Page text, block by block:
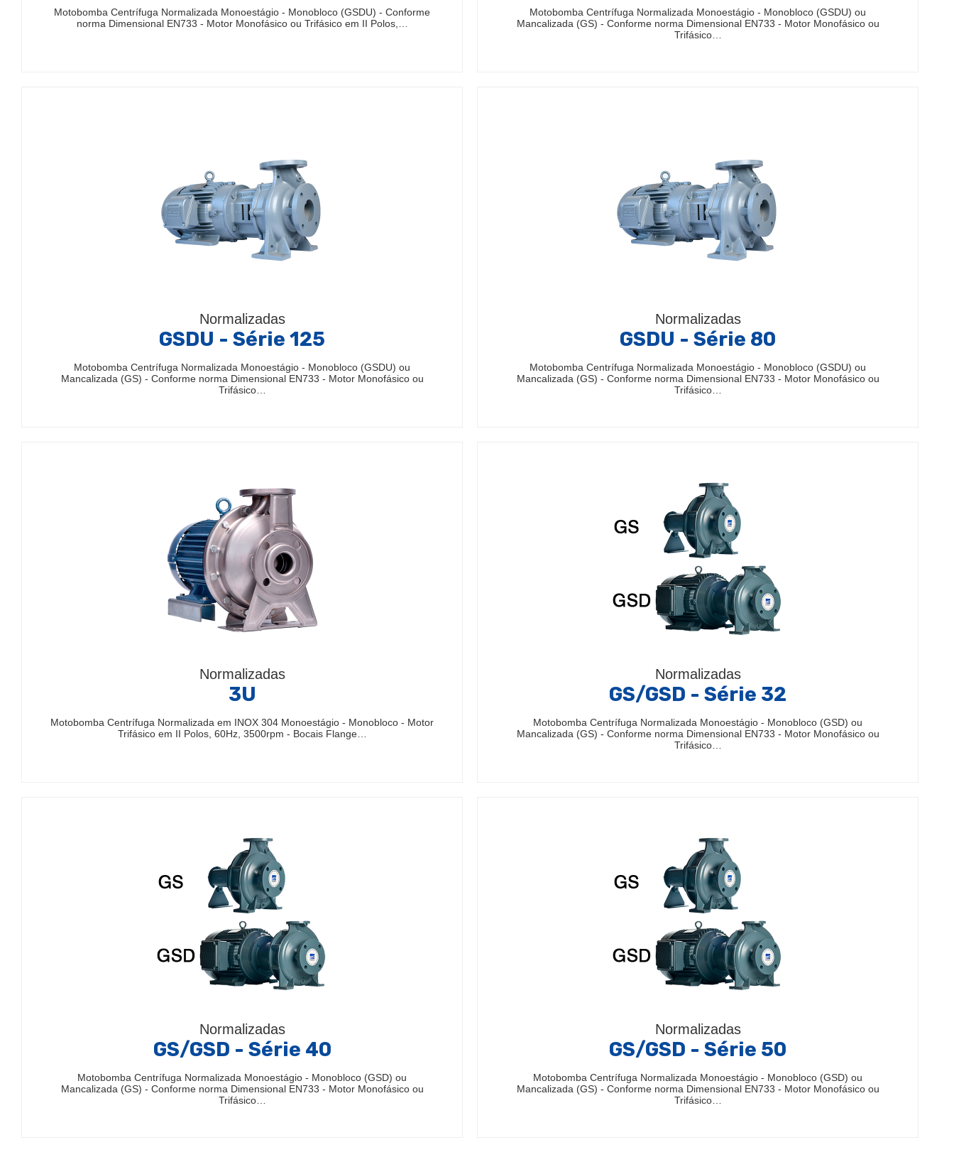
Motobomba Centrífuga Normalizada Monoestágio - Monobloco (GSDU) - Conforme
norma Dimensional EN733 - Motor Monofásico ou Trifásico em II Polos,…
Motobomba Centrífuga Normalizada Monoestágio - Monobloco (GSDU) ou
Mancalizada (GS) - Conforme norma Dimensional EN733 - Motor Monofásico ou
Trifásico…
Normalizadas
GSDU - Série 125
Motobomba Centrífuga Normalizada Monoestágio - Monobloco (GSDU) ou
Mancalizada (GS) - Conforme norma Dimensional EN733 - Motor Monofásico ou
Trifásico…
Normalizadas
GSDU - Série 80
Motobomba Centrífuga Normalizada Monoestágio - Monobloco (GSDU) ou
Mancalizada (GS) - Conforme norma Dimensional EN733 - Motor Monofásico ou
Trifásico…
Normalizadas
3U
Motobomba Centrífuga Normalizada em INOX 304 Monoestágio - Monobloco - Motor
Trifásico em II Polos, 60Hz, 3500rpm - Bocais Flange…
Normalizadas
GS/GSD - Série 32
Motobomba Centrífuga Normalizada Monoestágio - Monobloco (GSD) ou
Mancalizada (GS) - Conforme norma Dimensional EN733 - Motor Monofásico ou
Trifásico…
Normalizadas
GS/GSD - Série 40
Motobomba Centrífuga Normalizada Monoestágio - Monobloco (GSD) ou
Mancalizada (GS) - Conforme norma Dimensional EN733 - Motor Monofásico ou
Trifásico…
Normalizadas
GS/GSD - Série 50
Motobomba Centrífuga Normalizada Monoestágio - Monobloco (GSD) ou
Mancalizada (GS) - Conforme norma Dimensional EN733 - Motor Monofásico ou
Trifásico…